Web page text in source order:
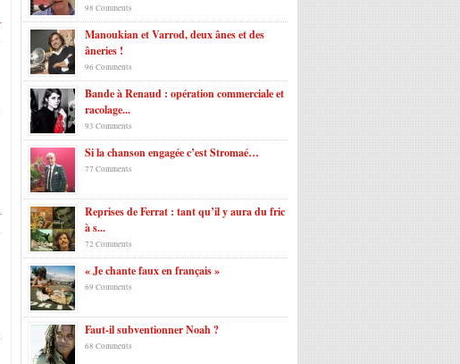
98 Comments
Manoukian et Varrod, deux ânes et des
âneries !
96 Comments
Bande à Renaud : opération commerciale et
racolage...
93 Comments
Si la chanson engagée c’est Stromaé…
77 Comments
Reprises de Ferrat : tant qu’il y aura du fric
à s...
72 Comments
« Je chante faux en français »
69 Comments
Faut-il subventionner Noah ?
68 Comments